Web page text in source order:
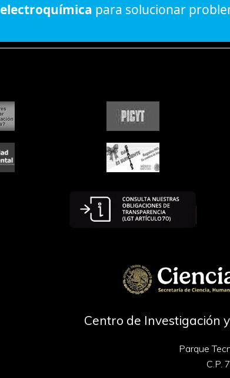
electroquímica para solucionar
Centro de Investigación
Parque
C.P.